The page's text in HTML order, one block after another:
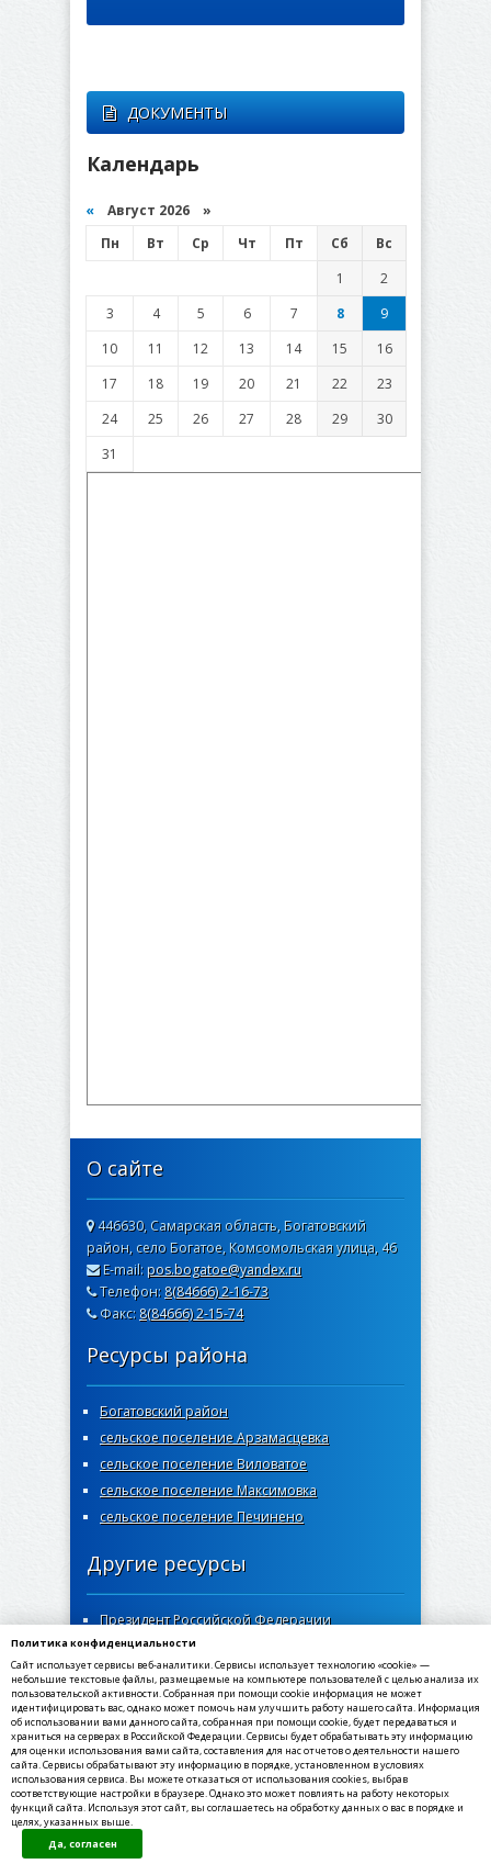
ДОКУМЕНТЫ
Календарь
« Август 2026 »
Пн
Вт Ср Чт Пт Сб
Вс
1
2
3
4 5 6 7 8
9
10
11 12 13 14 15
16
17
18 19 20 21 22
23
24
25 26 27 28 29
30
31
О сайте
446630, Самарская область, Богатовский
район, село Богатое, Комсомольская улица, 46
E-mail: pos.bogatoe@yandex.ru
Телефон: 8(84666) 2-16-73
Факс: 8(84666) 2-15-74
Ресурсы района
Богатовский район
сельское поселение Арзамасцевка
сельское поселение Виловатое
сельское поселение Максимовка
сельское поселение Печинено
Другие ресурсы
Президент Российской Федерачии
Правительство Самарской области
Самарская губернская дума
Госуслуги Самарской области
Социальный портал Самарской области
МФЦ Самарской области
©2020-2021, МКУ администрация сельского
поселения Богатое муниципального района
Политика конфиденциальности
Сайт использует сервисы веб-аналитики. Сервисы использует технологию «cookie» —
небольшие текстовые файлы, размещаемые на компьютере пользователей с целью анализа их
пользовательской активности. Собранная при помощи cookie информация не может
идентифицировать вас, однако может помочь нам улучшить работу нашего сайта. Информация
об использовании вами данного сайта, собранная при помощи cookie, будет передаваться и
храниться на серверах в Российской Федерации. Сервисы будет обрабатывать эту информацию
для оценки использования вами сайта, составления для нас отчетов о деятельности нашего
сайта. Сервисы обрабатывают эту информацию в порядке, установленном в условиях
использования сервиса. Вы можете отказаться от использования cookies, выбрав
соответствующие настройки в браузере. Однако это может повлиять на работу некоторых
функций сайта. Используя этот сайт, вы соглашаетесь на обработку данных о вас в порядке и
целях, указанных выше.
Да, согласен